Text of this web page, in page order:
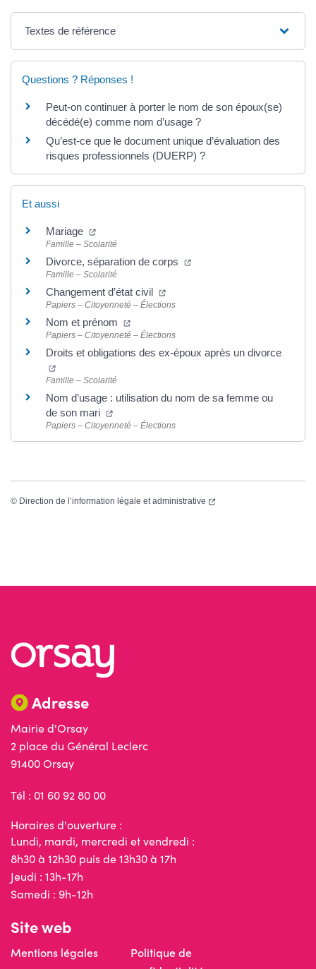
Textes de référence
Questions ? Réponses !
Peut-on continuer à porter le nom de son époux(se)
décédé(e) comme nom d’usage ?
Qu’est-ce que le document unique d’évaluation des
risques professionnels (DUERP) ?
Et aussi
Mariage (ouverture dans un nouvel onglet)
Famille – Scolarité
Divorce, séparation de corps (ouverture dans un nouvel
Famille – Scolarité
Changement d’état civil (ouverture dans un nouvel
Papiers – Citoyenneté – Élections
Nom et prénom (ouverture dans un nouvel onglet)
Papiers – Citoyenneté – Élections
Droits et obligations des ex-époux après un divorce
(ouverture dans un nouvel onglet)
Famille – Scolarité
Nom d’usage : utilisation du nom de sa femme ou
de son mari
(ouverture dans un nouvel onglet)
Papiers – Citoyenneté – Élections
© Direction de l’information légale et administrative (ouverture dans un
Adresse
Mairie d'Orsay
2 place du Général Leclerc
91400 Orsay
Tél : 01 60 92 80 00
Horaires d'ouverture :
Lundi, mardi, mercredi et vendredi :
8h30 à 12h30 puis de 13h30 à 17h
Jeudi : 13h-17h
Samedi : 9h-12h
Site web
Mentions légales
Politique de